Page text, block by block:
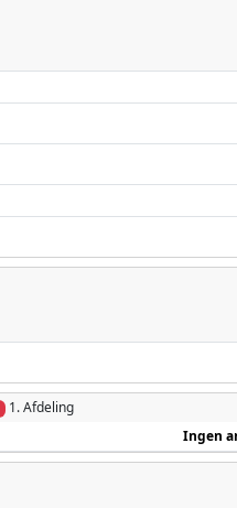
1. Afdeling
Ingen